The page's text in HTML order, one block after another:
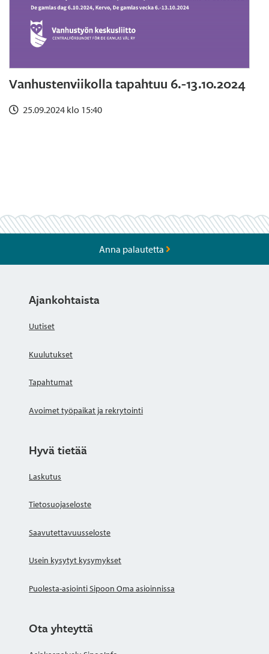
Vanhustenviikolla tapahtuu 6.-13.10.2024
25.09.2024 klo 15:40
Anna palautetta
Ajankohtaista
Uutiset
Kuulutukset
Tapahtumat
Avoimet työpaikat ja rekrytointi
Hyvä tietää
Laskutus
Tietosuojaseloste
Saavutettavuusseloste
Usein kysytyt kysymykset
Puolesta-asiointi Sipoon Oma asioinnissa
Ota yhteyttä